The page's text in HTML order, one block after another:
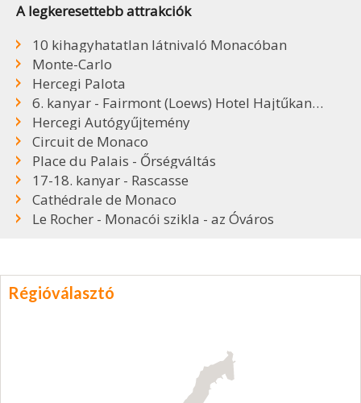
A legkeresettebb attrakciók
10 kihagyhatatlan látnivaló Monacóban
Monte-Carlo
Hercegi Palota
6. kanyar - Fairmont (Loews) Hotel Hajtűkanyar
Hercegi Autógyűjtemény
Circuit de Monaco
Place du Palais - Őrségváltás
17-18. kanyar - Rascasse
Cathédrale de Monaco
Le Rocher - Monacói szikla - az Óváros
Régióválasztó